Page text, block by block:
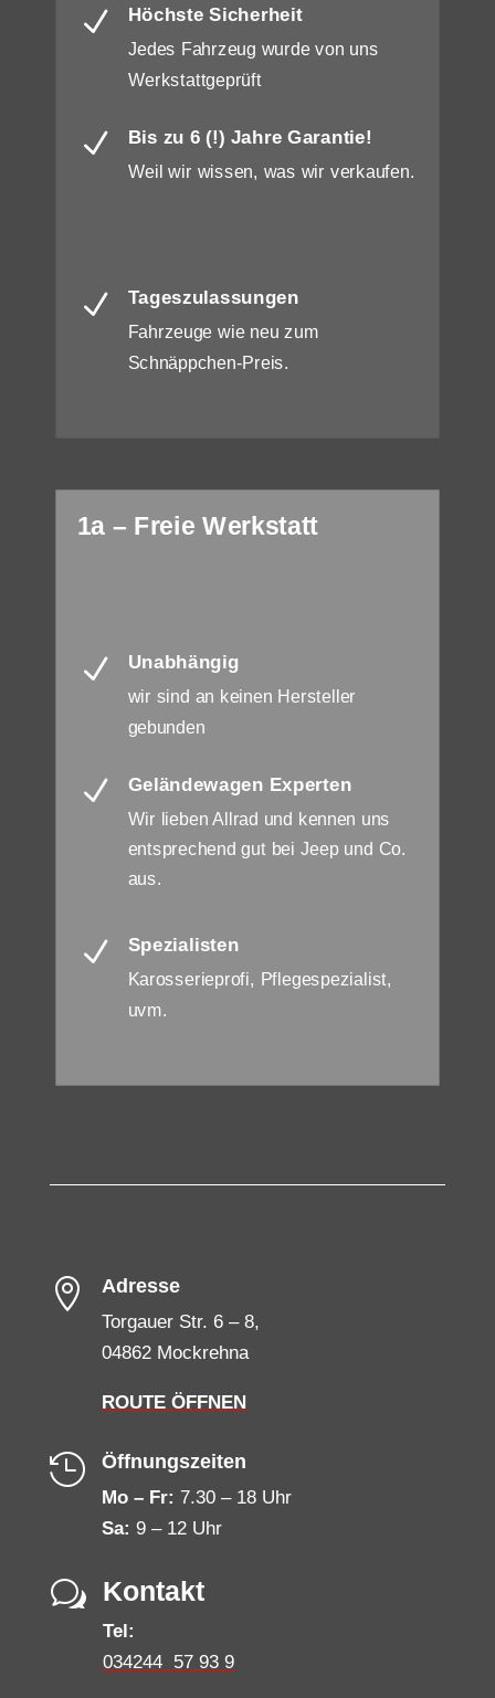
N Höchste Sicherheit
Jedes Fahrzeug wurde von uns
Werkstattgeprüft
N Bis zu 6 (!) Jahre Garantie!
Weil wir wissen, was wir verkaufen.
N Tageszulassungen
Fahrzeuge wie neu zum
Schnäppchen-Preis.
1a – Freie Werkstatt
N Unabhängig
wir sind an keinen Hersteller
gebunden
N Geländewagen Experten
Wir lieben Allrad und kennen uns
entsprechend gut bei Jeep und Co.
aus.
N Spezialisten
Karosserieprofi, Pflegespezialist,
uvm.
 Adresse
Torgauer Str. 6 – 8,
04862 Mockrehna
ROUTE ÖFFNEN
 Öffnungszeiten
Mo – Fr: 7.30 – 18 Uhr
Sa: 9 – 12 Uhr
w Kontakt
Tel:
034244 57 93 9